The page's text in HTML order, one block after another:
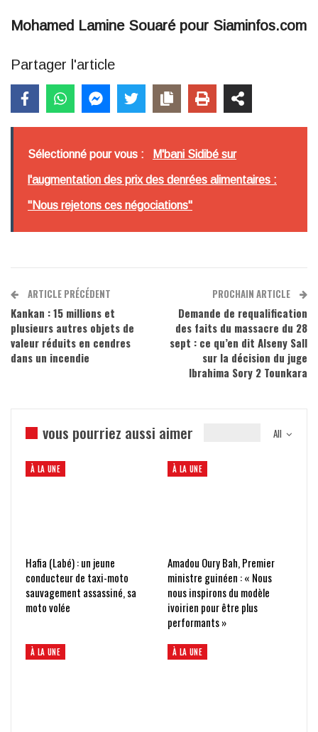
Mohamed Lamine Souaré pour Siaminfos.com
Partager l'article
Sélectionné pour vous : M'bani Sidibé sur
l'augmentation des prix des denrées alimentaires :
"Nous rejetons ces négociations"
ARTICLE PRÉCÉDENT
Kankan : 15 millions et
plusieurs autres objets de
valeur réduits en cendres
dans un incendie
PROCHAIN ARTICLE
Demande de requalification
des faits du massacre du 28
sept : ce qu’en dit Alseny Sall
sur la décision du juge
Ibrahima Sory 2 Tounkara
All
vous pourriez aussi aimer
À LA UNE
Hafia (Labé) : un jeune
conducteur de taxi-moto
sauvagement assassiné, sa
moto volée
À LA UNE
Amadou Oury Bah, Premier
ministre guinéen : « Nous
nous inspirons du modèle
ivoirien pour être plus
performants »
À LA UNE À LA UNE